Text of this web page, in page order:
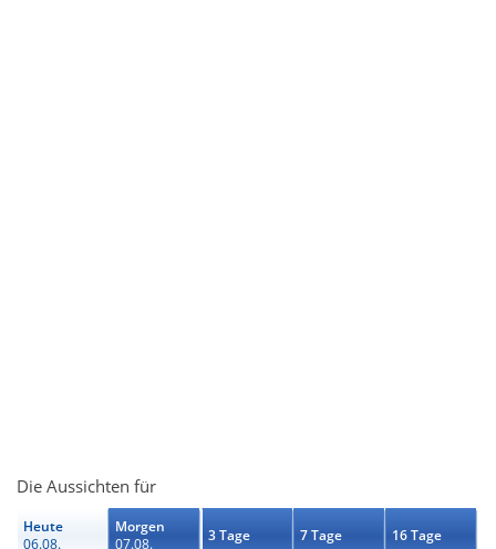
Die Aussichten für
Heute
06.08.
Morgen
07.08.
3 Tage 7 Tage 16 Tage